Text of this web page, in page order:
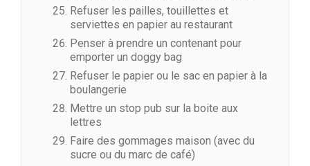
Refuser les pailles, touillettes et
serviettes en papier au restaurant
Penser à prendre un contenant pour
emporter un doggy bag
Refuser le papier ou le sac en papier à la
boulangerie
Mettre un stop pub sur la boite aux
lettres
Faire des gommages maison (avec du
sucre ou du marc de café)